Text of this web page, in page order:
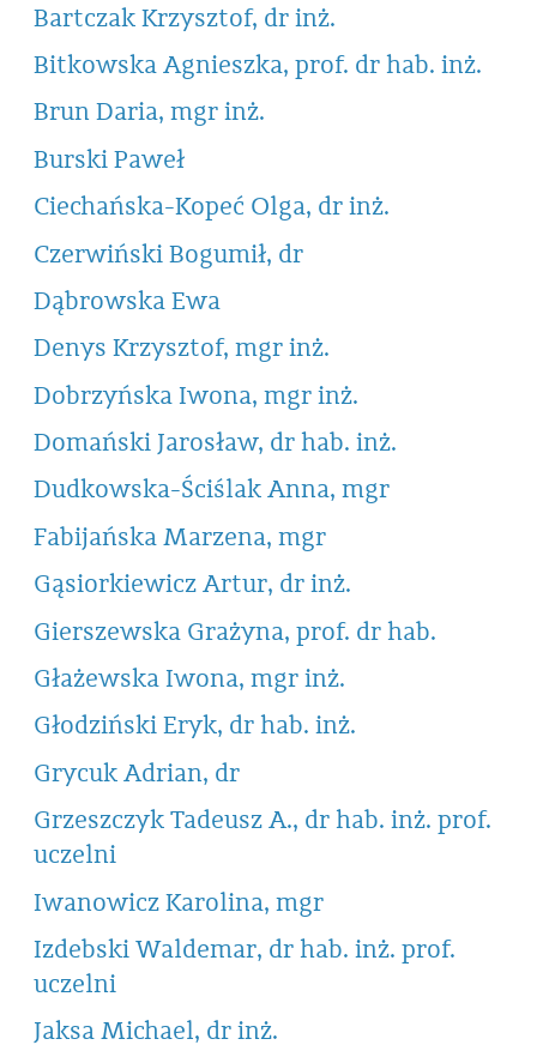
Bartczak Krzysztof, dr inż.
Bitkowska Agnieszka, prof. dr hab. inż.
Brun Daria, mgr inż.
Burski Paweł
Ciechańska-Kopeć Olga, dr inż.
Czerwiński Bogumił, dr
Dąbrowska Ewa
Denys Krzysztof, mgr inż.
Dobrzyńska Iwona, mgr inż.
Domański Jarosław, dr hab. inż.
Dudkowska-Ściślak Anna, mgr
Fabijańska Marzena, mgr
Gąsiorkiewicz Artur, dr inż.
Gierszewska Grażyna, prof. dr hab.
Głażewska Iwona, mgr inż.
Głodziński Eryk, dr hab. inż.
Grycuk Adrian, dr
Grzeszczyk Tadeusz A., dr hab. inż. prof.
uczelni
Iwanowicz Karolina, mgr
Izdebski Waldemar, dr hab. inż. prof.
uczelni
Jaksa Michael, dr inż.